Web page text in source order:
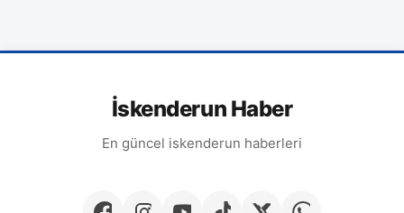
İskenderun Haber
En güncel iskenderun haberleri